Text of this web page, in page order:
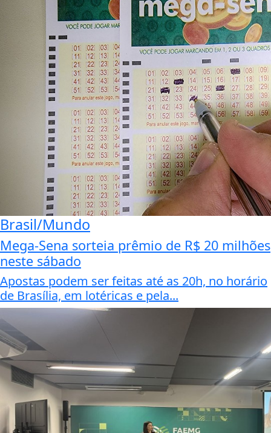
Brasil/Mundo
Mega-Sena sorteia prêmio de R$ 20 milhões
neste sábado
Apostas podem ser feitas até as 20h, no horário
de Brasília, em lotéricas e pela...